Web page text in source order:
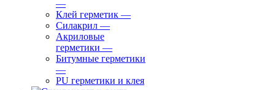
—
Клей герметик —
Силакрил —
Акриловые
герметики —
Битумные герметики
—
PU герметики и клея